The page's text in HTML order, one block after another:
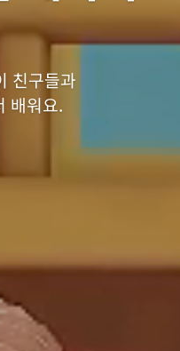
친구들과
배워요.